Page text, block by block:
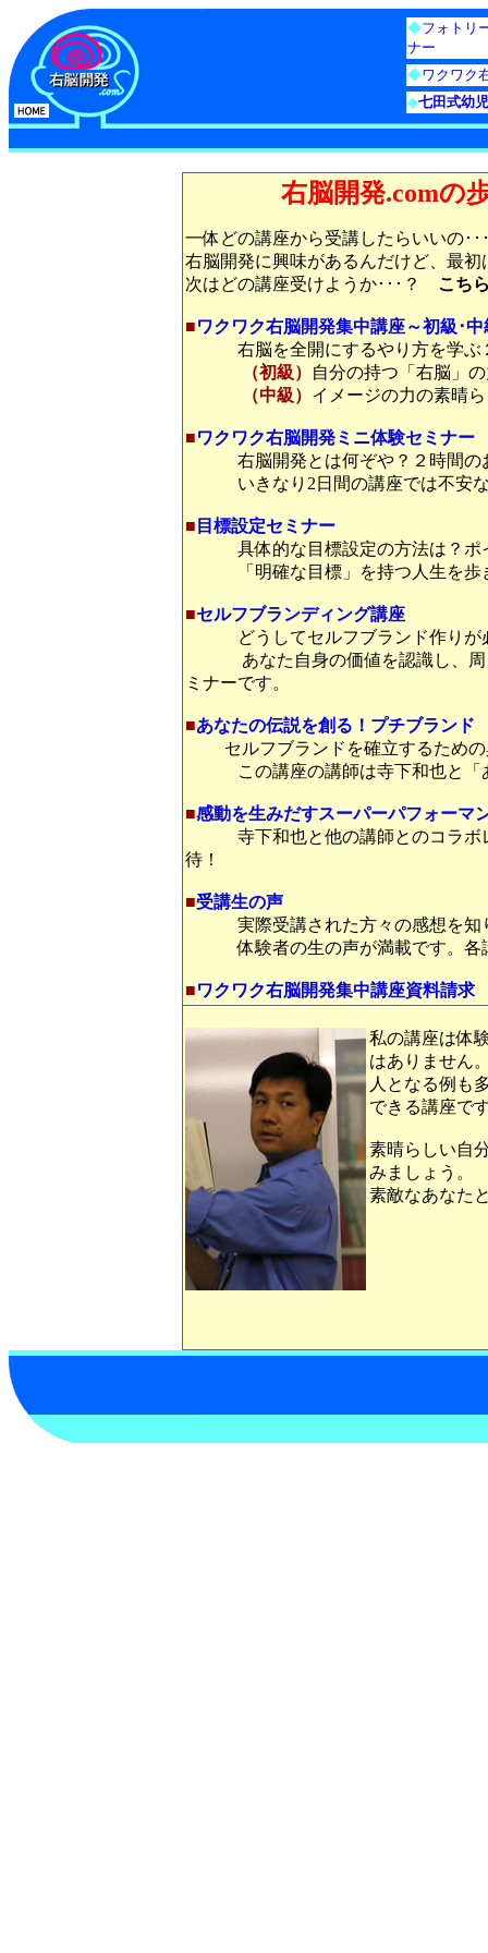
◆フォトリ
ナー
◆ワクワク
◆七田式幼
右脳開発.comの
一体どの講座から受講したらいいの･･
右脳開発に興味があるんだけど、最初
次はどの講座受けようか･･･？ こち
■ワクワク右脳開発集中講座～初級･中
右脳を全開にするやり方を学
（初級）
自分の持つ「右脳」
（中級） イメージの力の素晴
■ワクワク右脳開発ミニ体験セミナー
右脳開発とは何ぞや？２時間のお
いきなり2日間の講座では不安な
■ 目標設定セミナー
具体的な目標設定の方法は？
「明確な目標」を持つ人生を歩
■セルフブランディング講座
どうしてセルフブランド作りが
あなた自身の価値を認識し、周り
ミナーです。
■あなたの伝説を創る！プチブランド
セルフブランドを確立するため
この講座の講師は寺下和也と「あ
■感動を生みだすスーパーパフォーマ
寺下和也と他の講師とのコラ
待！
■受講生の声
実際受講された方々の感想を知
体験者の生の声が満載です。各講
■ワクワク右脳開発集中講座資料請求
私の講座は体
はありません
人となる例も
できる講座で
素晴らしい自
みましょう。
素敵なあなた